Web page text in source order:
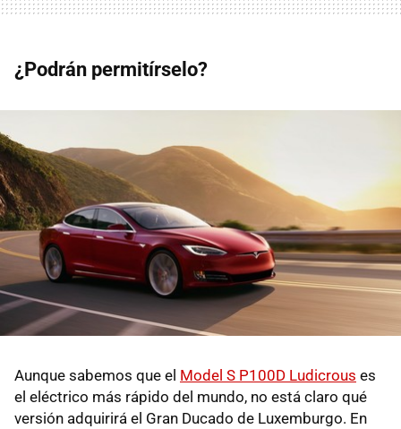
¿Podrán permitírselo?
Aunque sabemos que el Model S P100D Ludicrous es
el eléctrico más rápido del mundo, no está claro qué
versión adquirirá el Gran Ducado de Luxemburgo. En